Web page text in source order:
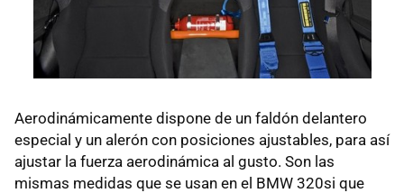
Aerodinámicamente dispone de un faldón delantero
especial y un alerón con posiciones ajustables, para así
ajustar la fuerza aerodinámica al gusto. Son las
mismas medidas que se usan en el BMW 320si que